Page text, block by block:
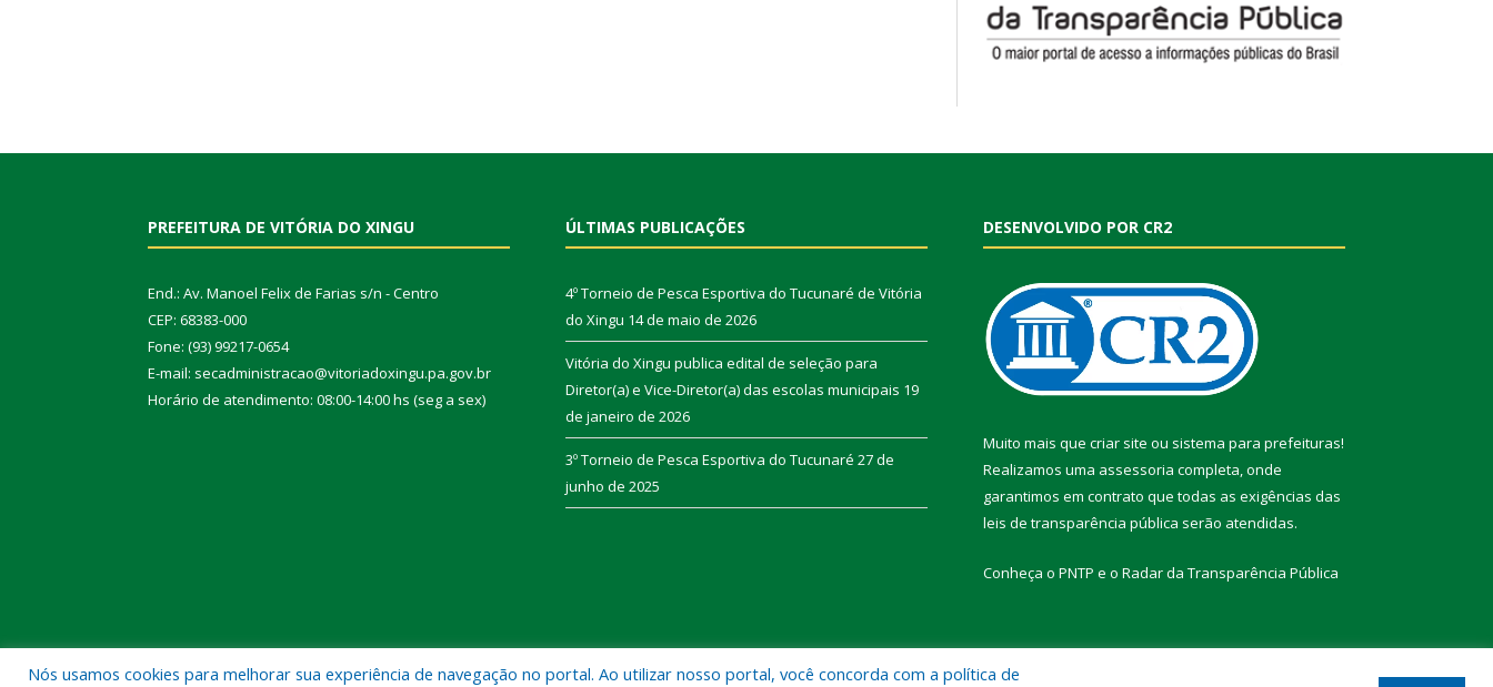
PREFEITURA DE VITÓRIA DO XINGU
End.: Av. Manoel Felix de Farias s/n - Centro
CEP: 68383-000
Fone: (93) 99217-0654
E-mail: secadministracao@vitoriadoxingu.pa.gov.br
Horário de atendimento: 08:00-14:00 hs (seg a sex)
ÚLTIMAS PUBLICAÇÕES
4º Torneio de Pesca Esportiva do Tucunaré de Vitória
do Xingu 14 de maio de 2026
Vitória do Xingu publica edital de seleção para
Diretor(a) e Vice-Diretor(a) das escolas municipais 19
de janeiro de 2026
3º Torneio de Pesca Esportiva do Tucunaré 27 de
junho de 2025
DESENVOLVIDO POR CR2
Muito mais que criar site ou sistema para prefeituras!
Realizamos uma assessoria completa, onde
garantimos em contrato que todas as exigências das
leis de transparência pública serão atendidas.
Conheça o PNTP e o Radar da Transparência Pública
Nós usamos cookies para melhorar sua experiência de navegação no portal. Ao utilizar nosso portal, você concorda com a política de